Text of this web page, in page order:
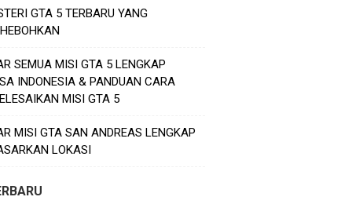
GTA 5 TERBARU YANG
SEMUA MISI GTA 5 LENGKAP
INDONESIA & PANDUAN CARA
MISI GTA 5
MISI GTA SAN ANDREAS LENGKAP
LOKASI